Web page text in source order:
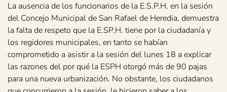
La ausencia de los funcionarios de la E.S.P.H. en la sesión
del Concejo Municipal de San Rafael de Heredia, demuestra
la falta de respeto que la E.SP.H. tiene por la ciudadanía y
los regidores municipales, en tanto se habían
comprometido a asistir a la sesión del lunes 18 a explicar
las razones del por qué la ESPH otorgó más de 90 pajas
para una nueva urbanización. No obstante, los ciudadanos